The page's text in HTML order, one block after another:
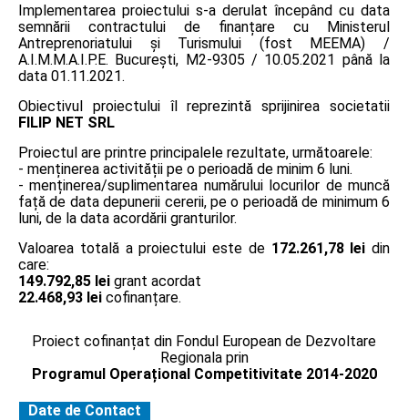
Implementarea proiectului s-a derulat începând cu data
semnării contractului de finanțare cu Ministerul
Antreprenoriatului și Turismului (fost MEEMA) /
A.I.M.M.A.I.P.E. București, M2-9305 / 10.05.2021 până la
data 01.11.2021.
Obiectivul proiectului îl reprezintă sprijinirea societatii
FILIP NET SRL
Proiectul are printre principalele rezultate, următoarele:
- menținerea activității pe o perioadă de minim 6 luni.
- menținerea/suplimentarea numărului locurilor de muncă
față de data depunerii cererii, pe o perioadă de minimum 6
luni, de la data acordării granturilor.
Valoarea totală a proiectului este de 172.261,78 lei din
care:
149.792,85 lei grant acordat
22.468,93 lei cofinanțare.
Proiect cofinanțat din Fondul European de Dezvoltare
Regionala prin
Programul Operațional Competitivitate 2014-2020
Date de Contact